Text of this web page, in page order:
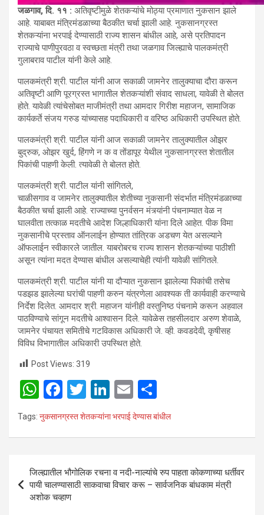
जळगाव, दि. ११ : अतिवृष्टीमुळे शेतकऱ्यांचे मोठ्या प्रमाणात नुकसान झाले
आहे. याबाबत मंत्रिमंडळाच्या बैठकीत चर्चा झाली आहे. नुकसानग्रस्त
शेतकऱ्यांना भरपाई देण्यासाठी राज्य शासन बांधील आहे, असे प्रतिपादन
राज्याचे पाणीपुरवठा व स्वच्छता मंत्री तथा जळगाव जिल्ह्याचे पालकमंत्री
गुलाबराव पाटील यांनी केले आहे.
पालकमंत्री श्री. पाटील यांनी आज सकाळी जामनेर तालुक्याचा दौरा करून
अतिवृष्टी आणि पूरग्रस्त भागातील शेतकऱ्यांशी संवाद साधला, यावेळी ते बोलत
होते. यावेळी त्यांचेसोबत माजीमंत्री तथा आमदार गिरीश महाजन, सामाजिक
कार्यकर्ते संजय गरुड यांच्यासह पदाधिकारी व वरिष्ठ अधिकारी उपस्थित होते.
पालकमंत्री श्री. पाटील यांनी आज सकाळी जामनेर तालुक्यातील ओझर
बुद्रुक, ओझर खुर्द, हिंगणे न क व तोंडापूर येथील नुकसानग्रस्त शेतातील
पिकांची पाहणी केली. त्यावेळी ते बोलत होते.
पालकमंत्री श्री. पाटील यांनी सांगितले,
चाळीसगाव व जामनेर तालुक्यातील शेतीच्या नुकसानी संदर्भात मंत्रिमंडळाच्या
बैठकीत चर्चा झाली आहे. राज्याच्या पुनर्वसन मंत्र्यांनी पंचनाम्यात वेळ न
घालवीता तत्काळ मदतीचे आदेश जिल्हाधिकारी यांना दिले आहेत. पीक विमा
नुकसानीचे प्रस्ताव ऑनलाईन होण्यात तांत्रिक अडचण येत असल्याने
ऑफलाईन स्वीकारले जातील. याबरोबरच राज्य शासन शेतकऱ्यांच्या पाठीशी
असून त्यांना मदत देण्यास बांधील असल्याचेही त्यांनी यावेळी सांगितले.
पालकमंत्री श्री. पाटील यांनी या दौऱ्यात नुकसान झालेल्या पिकांची तसेच
पडझड झालेल्या घरांची पाहणी करुन यंत्रणेला आवश्यक ती कार्यवाही करण्याचे
निर्देश दिलेत. आमदार श्री. महाजन यांनीही वस्तुनिष्ठ पंचनामे करून अहवाल
पाठविण्याचे सांगून मदतीचे आश्वासन दिले. यावेळेस तहसीलदार अरुण शेवाळे,
जामनेर पंचायत समितीचे गटविकास अधिकारी जे. व्ही. कवडदेवी, कृषीसह
विविध विभागातील अधिकारी उपस्थित होते.
Post Views: 319
W
h
at
A
p
p
F
a
ce
o
o
k
T
wi
Li
n
n
E
m
ail
h
Tags: नुकसानग्रस्त शेतकऱ्यांना भरपाई देण्यास बांधील
Post
navigation
जिल्ह्यातील भौगोलिक रचना व नदी-नाल्यांचे रुप पाहता कोकणाच्या धर्तीवर
पायी चालण्यासाठी साकवाचा विचार करू – सार्वजनिक बांधकाम मंत्री
अशोक चव्हाण